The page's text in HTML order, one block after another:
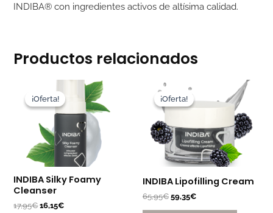
INDIBA® con ingredientes activos de altísima calidad.
Productos relacionados
¡Oferta!
¡Oferta!
INDIBA Silky Foamy
Cleanser
17,95€
precio
original
17,95€.
16,15€
precio
actual
es:
16,15€.
¡Oferta!
¡Oferta!
INDIBA Lipofilling Cream
65,95€
precio
original
65,95€.
59,35€
actual
59,35€.